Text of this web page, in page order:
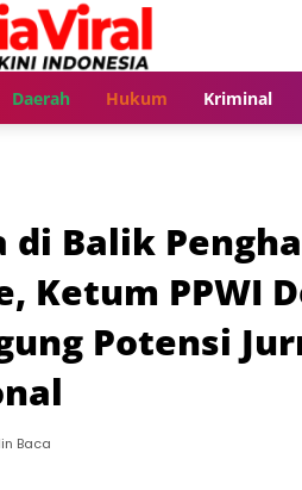
Daerah Hukum Kriminal
di Balik
Ketum PPWI
Potensi
Baca